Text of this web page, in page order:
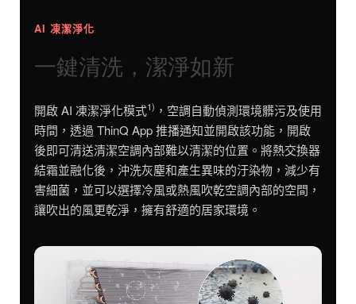
AI 凍潔淨化
一鍵清洗，潔淨如新
開啟 AI 凍潔淨化模式1) ，空調自動偵測環境髒污及使用
時間，透過 ThinQ App 推播通知並開啟該功能，開啟
後即可清送清潔空調內部難以清潔的位置。將熱交換器
結霜並融化後，沖洗灰塵和產生異味的汙染物，減少有
害細菌，並可以選擇冷風或熱風吹乾空調內部的空間，
讓吹出的風更乾淨，擁有舒適的居家環境。